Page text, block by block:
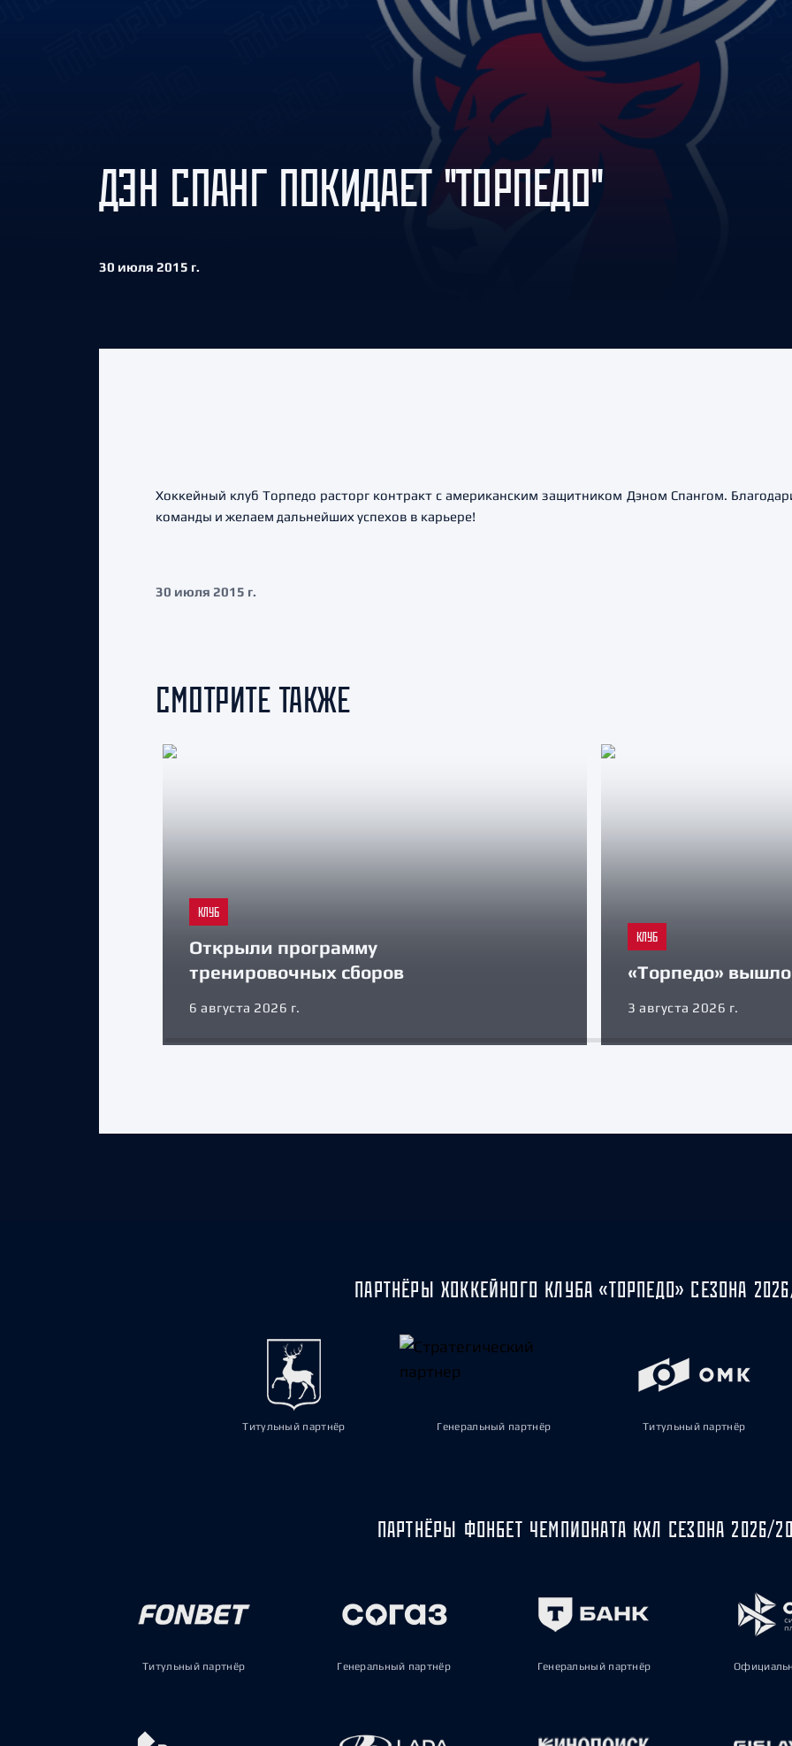
Амур
Барыс
Салават Юлаев
Сибирь
ДЭН СПАНГ ПОКИДАЕТ "ТОРПЕДО"
30 июля 2015 г.
Хоккейный клуб Торпедо расторг контракт с американским защитником Дэном Спангом.
команды и желаем дальнейших успехов в карьере!
30 июля 2015 г.
СМОТРИТЕ ТАКЖЕ
КЛУБ
Открыли программу
тренировочных сборов
6 августа 2026 г.
КЛУБ
«Торпедо» вышло
3 августа 2026 г.
ПАРТНЁРЫ ХОККЕЙНОГО КЛУБА «ТОРПЕДО» СЕЗОНА
Титульный партнёр Генеральный партнёр Титульный партнёр
ПАРТНЁРЫ ФОНБЕТ ЧЕМПИОНАТА КХЛ СЕЗОНА 2026/
Титульный партнёр Генеральный партнёр Генеральный партнёр